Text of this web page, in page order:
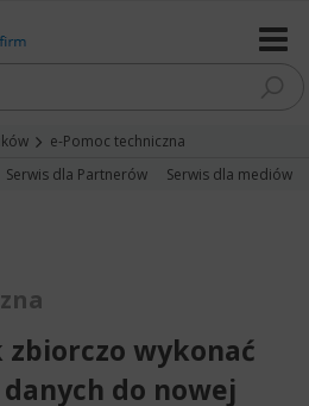
e-Pomoc techniczna
Serwis dla Partnerów
Serwis dla mediów
zbiorczo wykonać
do nowej